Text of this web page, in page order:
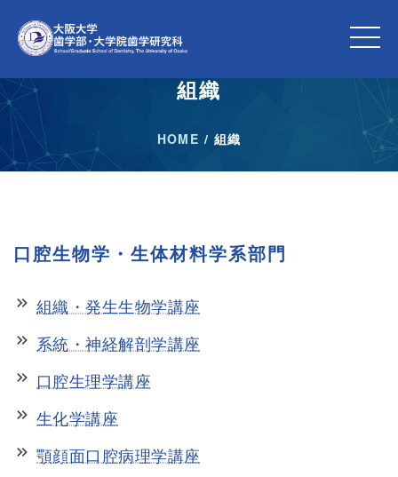
組織
HOME / 組織
口腔生物学・生体材料学系部門
keyboard_double_arrow_right 組織・発生生物学講座
keyboard_double_arrow_right 系統・神経解剖学講座
keyboard_double_arrow_right 口腔生理学講座
keyboard_double_arrow_right 生化学講座
keyboard_double_arrow_right 顎顔面口腔病理学講座